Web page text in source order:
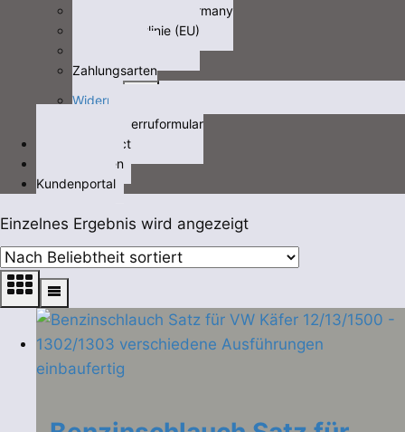
Fracht/freight not Germany
Cookie-Richtlinie (EU)
Zahlungsarten
Widerruf
Widerruformular
Kontakt/contact
Videos/Medien
Kundenportal
Einzelnes Ergebnis wird angezeigt